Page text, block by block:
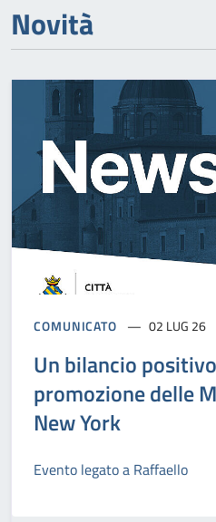
Novità
COMUNICATO 02 LUG 26
Un bilancio
promozione delle
New York
Evento legato a Raffaello